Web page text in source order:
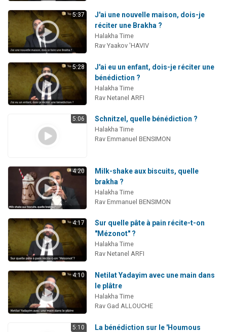
5:37
J'ai une nouvelle maison, dois-je
réciter une Brakha ?
Halakha Time
Rav Yaakov 'HAVIV
5:28
J'ai eu un enfant, dois-je réciter une
bénédiction ?
Halakha Time
Rav Netanel ARFI
5:06 Schnitzel, quelle bénédiction ?
Halakha Time
Rav Emmanuel BENSIMON
4:20
Milk-shake aux biscuits, quelle
brakha ?
Halakha Time
Rav Emmanuel BENSIMON
4:17
Sur quelle pâte à pain récite-t-on
"Mézonot" ?
Halakha Time
Rav Netanel ARFI
4:10
Netilat Yadayim avec une main dans
le plâtre
Halakha Time
Rav Gad ALLOUCHE
5:10 La bénédiction sur le 'Houmous